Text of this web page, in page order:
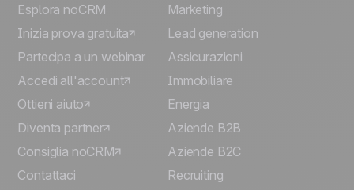
Esplora noCRM
Inizia prova gratuita
Partecipa a un webinar
Accedi all'account
Ottieni aiuto
Diventa partner
Consiglia noCRM
Contattaci
Marketing
Lead generation
Assicurazioni
Immobiliare
Energia
Aziende B2B
Aziende B2C
Recruiting